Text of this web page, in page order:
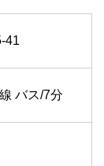
41
バス/7分